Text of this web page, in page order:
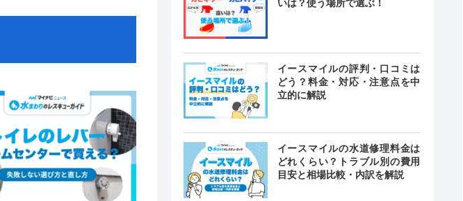
いは？使う場所で選ぶ！
イースマイルの評判・口コミは
どう？料金・対応・注意点を中
立的に解説
イースマイルの水道修理料金は
どれくらい？トラブル別の費用
目安と相場比較・内訳を解説